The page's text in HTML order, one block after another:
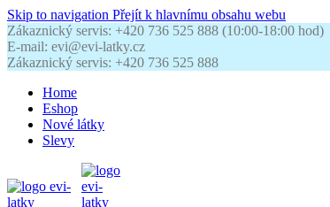
Skip to navigation Přejít k hlavnímu obsahu webu
Zákaznický servis: +420 736 525 888 (10:00-18:00 hod)
E-mail: evi@evi-latky.cz
Zákaznický servis: +420 736 525 888
Home
Eshop
Nové látky
Slevy